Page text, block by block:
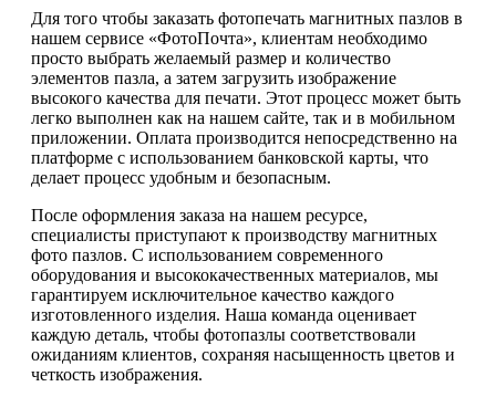
Для того чтобы заказать фотопечать магнитных пазлов в
нашем сервисе «ФотоПочта», клиентам необходимо
просто выбрать желаемый размер и количество
элементов пазла, а затем загрузить изображение
высокого качества для печати. Этот процесс может быть
легко выполнен как на нашем сайте, так и в мобильном
приложении. Оплата производится непосредственно на
платформе с использованием банковской карты, что
делает процесс удобным и безопасным.
После оформления заказа на нашем ресурсе,
специалисты приступают к производству магнитных
фото пазлов. С использованием современного
оборудования и высококачественных материалов, мы
гарантируем исключительное качество каждого
изготовленного изделия. Наша команда оценивает
каждую деталь, чтобы фотопазлы соответствовали
ожиданиям клиентов, сохраняя насыщенность цветов и
четкость изображения.